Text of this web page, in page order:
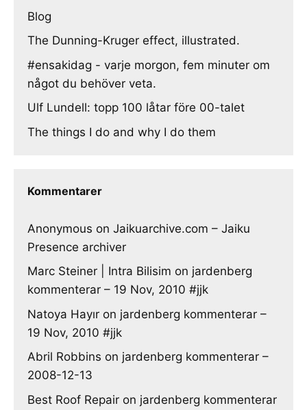
Blog
The Dunning-Kruger effect, illustrated.
#ensakidag - varje morgon, fem minuter om
något du behöver veta.
Ulf Lundell: topp 100 låtar före 00-talet
The things I do and why I do them
Kommentarer
Anonymous on Jaikuarchive.com – Jaiku
Presence archiver
Marc Steiner | Intra Bilisim on jardenberg
kommenterar – 19 Nov, 2010 #jjk
Natoya Hayır on jardenberg kommenterar –
19 Nov, 2010 #jjk
Abril Robbins on jardenberg kommenterar –
2008-12-13
Best Roof Repair on jardenberg kommenterar